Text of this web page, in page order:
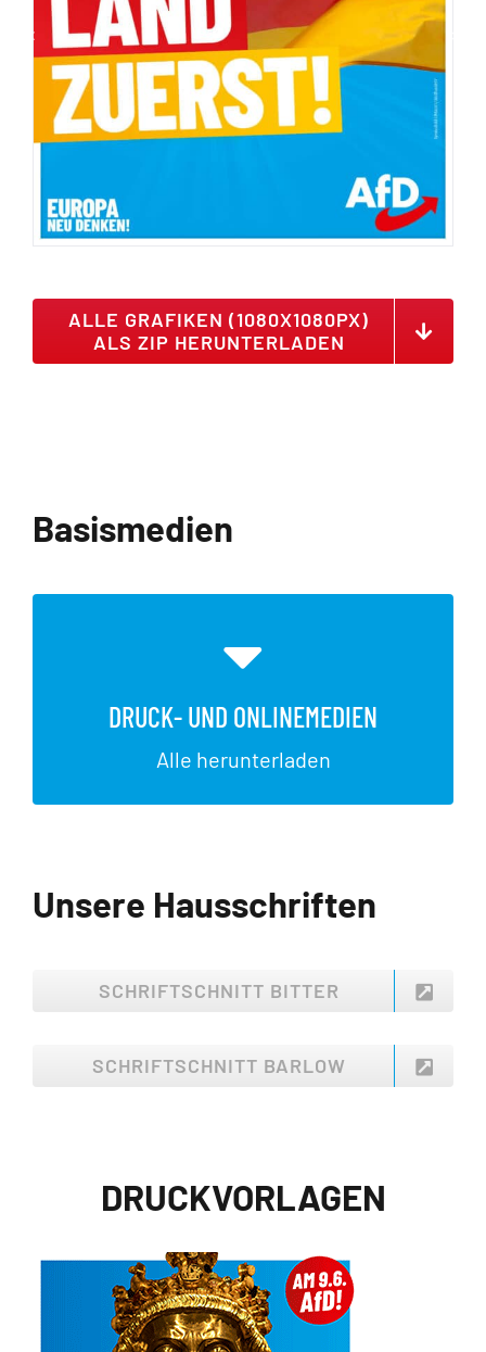
ALLE GRAFIKEN (1080X1080PX)
ALS ZIP HERUNTERLADEN
Basismedien
DRUCK- UND ONLINEMEDIEN
Alle herunterladen
JETZT HERUNTERLADEN
Unsere Hausschriften
SCHRIFTSCHNITT BITTER
SCHRIFTSCHNITT BARLOW
DRUCKVORLAGEN